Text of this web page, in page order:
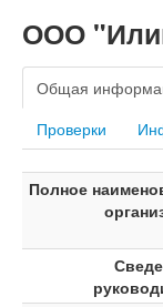
ООО
Общая
Проверки
Полное